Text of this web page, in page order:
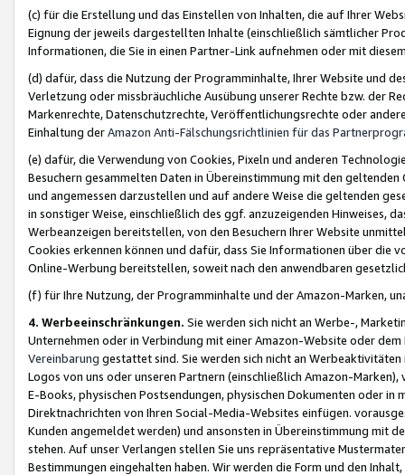
(c) für die Erstellung und das Einstellen von Inhalten, die auf Ihrer
Eignung der jeweils dargestellten Inhalte (einschließlich sämtlicher
Informationen, die Sie in einen Partner-Link aufnehmen oder mit
(d) dafür, dass die Nutzung der Programminhalte, Ihrer Website und
Verletzung oder missbräuchliche Ausübung unserer Rechte bzw. der
Markenrechte, Datenschutzrechte, Veröffentlichungsrechte oder
Einhaltung derAmazon Anti-Fälschungsrichtlinien für das
(e) dafür, die Verwendung von Cookies, Pixeln und anderen
Besuchern gesammelten Daten in Übereinstimmung mit den
und angemessen darzustellen und auf andere Weise die geltenden
in sonstiger Weise, einschließlich des ggf. anzuzeigenden Hinweises,
Werbeanzeigen bereitstellen, von den Besuchern Ihrer Website
Cookies erkennen können und dafür, dass Sie Informationen über die
Online-Werbung bereitstellen, soweit nach den anwendbaren
(f) für Ihre Nutzung, der Programminhalte und der Amazon-Marken,
4. Werbeeinschränkungen. Sie werden sich nicht an Werbe-,
Unternehmen oder in Verbindung mit einer Amazon-Website oder
Vereinbarung gestattet sind. Sie werden sich nicht an
Logos von uns oder unseren Partnern (einschließlich Amazon-
E-Books, physischen Postsendungen, physischen Dokumenten oder in
Direktnachrichten von Ihren Social-Media-Websites einfügen.
Kunden angemeldet werden) und ansonsten in Übereinstimmung mit
stehen. Auf unser Verlangen stellen Sie uns repräsentative
Bestimmungen eingehalten haben. Wir werden die Form und den